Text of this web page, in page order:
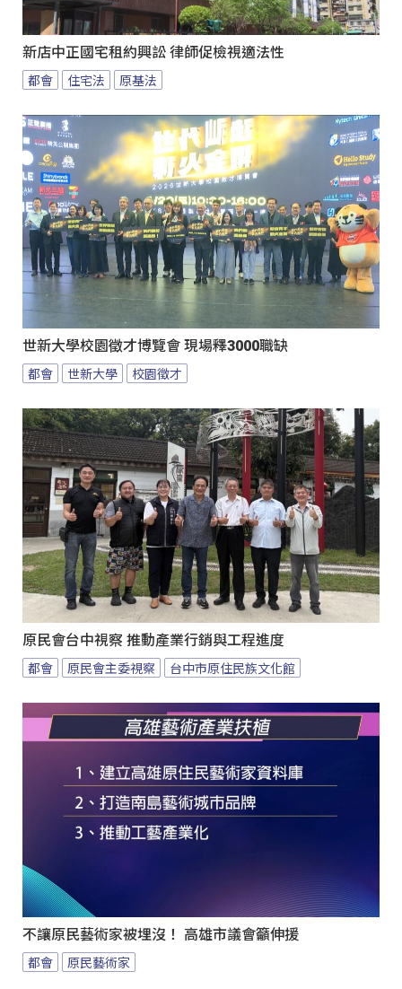
新店中正國宅租約興訟 律師促檢視適法性
都會 住宅法 原基法
世新大學校園徵才博覽會 現場釋3000職缺
都會 世新大學 校園徵才
原民會台中視察 推動產業行銷與工程進度
都會 原民會主委視察 台中市原住民族文化館
不讓原民藝術家被埋沒！ 高雄市議會籲伸援
都會 原民藝術家